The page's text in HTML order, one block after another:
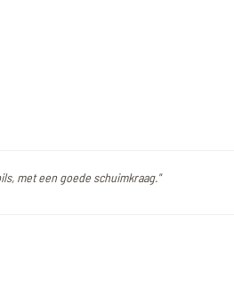
met een goede schuimkraag."